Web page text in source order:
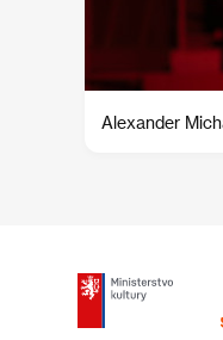
Alexander